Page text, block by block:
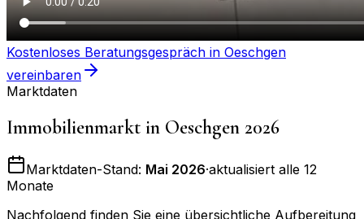
Kostenloses Beratungsgespräch in Oeschgen
vereinbaren
Marktdaten
Immobilienmarkt in Oeschgen 2026
Marktdaten-Stand: Mai 2026·aktualisiert alle 12
Monate
Nachfolgend finden Sie eine übersichtliche Aufbereitung